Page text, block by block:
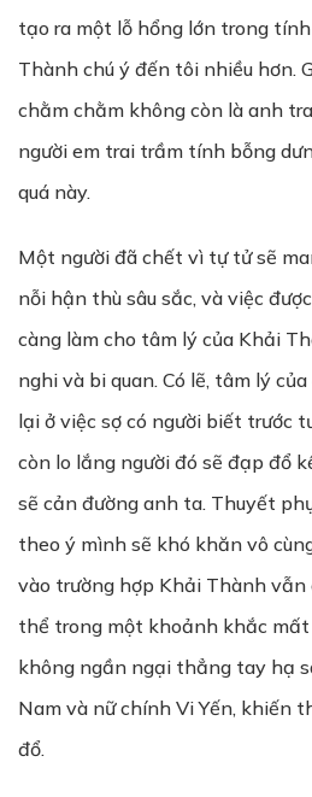
tạo ra một lỗ hổng lớn trong
Thành chú ý đến tôi nhiều hơn.
chằm chằm không còn là anh
người em trai trầm tính bỗng
quá này.
Một người đã chết vì tự tử sẽ
nỗi hận thù sâu sắc, và việc
càng làm cho tâm lý của Khải
nghi và bi quan. Có lẽ, tâm lý
lại ở việc sợ có người biết trước
còn lo lắng người đó sẽ đạp đổ
sẽ cản đường anh ta. Thuyết
theo ý mình sẽ khó khăn vô
vào trường hợp Khải Thành vẫn
thể trong một khoảnh khắc mất
không ngần ngại thẳng tay hạ
Nam và nữ chính Vi Yến, khiến
đổ.